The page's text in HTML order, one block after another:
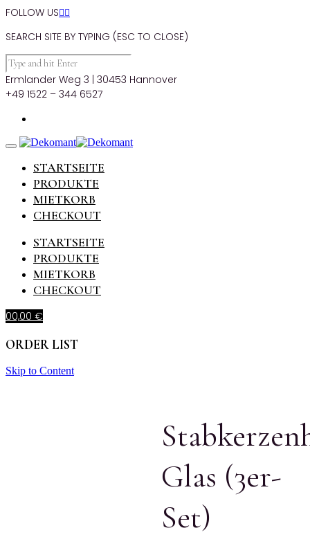
FOLLOW US
SEARCH SITE BY TYPING (ESC TO CLOSE)
Ermlander Weg 3 | 30453 Hannover
+49 1522 – 344 6527
STARTSEITE
PRODUKTE
MIETKORB
CHECKOUT
STARTSEITE
PRODUKTE
MIETKORB
CHECKOUT
00,00 €
ORDER LIST
Skip to Content
Glas (3er-
Set)